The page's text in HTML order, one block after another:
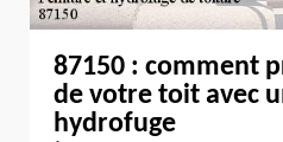
87150 : comment
de votre toit avec
hydrofuge